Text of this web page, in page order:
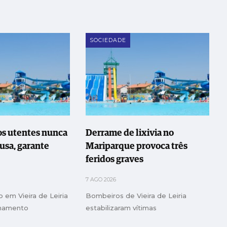
utentes nunca
garante
em Vieira de Leiria
SOCIEDADE
Derrame de lixivia no
Mariparque provoca três
feridos graves
7 AGO 2026
Bombeiros de Vieira de Leiria
estabilizaram vítimas